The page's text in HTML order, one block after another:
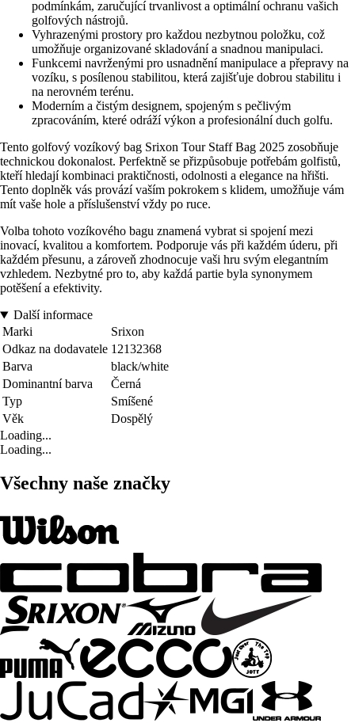
podmínkám, zaručující trvanlivost a optimální ochranu vašich
golfových nástrojů.
Vyhrazenými prostory pro každou nezbytnou položku, což
umožňuje organizované skladování a snadnou manipulaci.
Funkcemi navrženými pro usnadnění manipulace a přepravy na
vozíku, s posílenou stabilitou, která zajišťuje dobrou stabilitu i
na nerovném terénu.
Moderním a čistým designem, spojeným s pečlivým
zpracováním, které odráží výkon a profesionální duch golfu.
Tento golfový vozíkový bag Srixon Tour Staff Bag 2025 zosobňuje
technickou dokonalost. Perfektně se přizpůsobuje potřebám golfistů,
kteří hledají kombinaci praktičnosti, odolnosti a elegance na hřišti.
Tento doplněk vás provází vaším pokrokem s klidem, umožňuje vám
mít vaše hole a příslušenství vždy po ruce.
Volba tohoto vozíkového bagu znamená vybrat si spojení mezi
inovací, kvalitou a komfortem. Podporuje vás při každém úderu, při
každém přesunu, a zároveň zhodnocuje vaši hru svým elegantním
vzhledem. Nezbytné pro to, aby každá partie byla synonymem
potěšení a efektivity.
Další informace
Marki
Srixon
Odkaz na dodavatele 12132368
Barva
black/white
Dominantní barva
Černá
Typ
Smíšené
Věk
Dospělý
Loading...
Loading...
Všechny naše značky